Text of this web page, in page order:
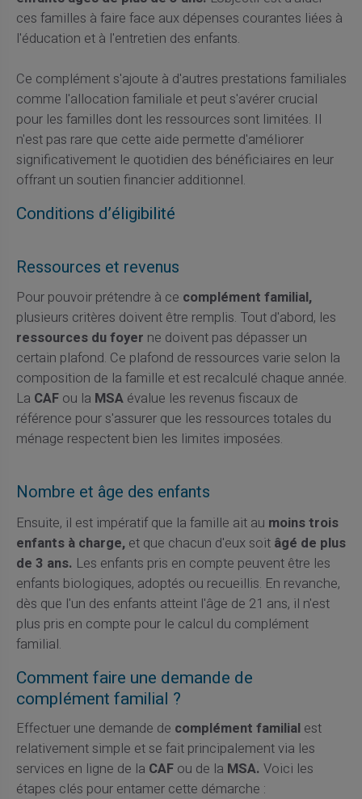
ces familles à faire face aux dépenses courantes liées à
l'éducation et à l'entretien des enfants.
Ce complément s'ajoute à d'autres prestations familiales
comme l'allocation familiale et peut s'avérer crucial
pour les familles dont les ressources sont limitées. Il
n'est pas rare que cette aide permette d'améliorer
significativement le quotidien des bénéficiaires en leur
offrant un soutien financier additionnel.
Conditions d’éligibilité
Ressources et revenus
Pour pouvoir prétendre à ce complément familial,
plusieurs critères doivent être remplis. Tout d'abord, les
ressources du foyer ne doivent pas dépasser un
certain plafond. Ce plafond de ressources varie selon la
composition de la famille et est recalculé chaque année.
La CAFou la MSAévalue les revenus fiscaux de
référence pour s'assurer que les ressources totales du
ménage respectent bien les limites imposées.
Nombre et âge des enfants
Ensuite, il est impératif que la famille ait au moins trois
enfants à charge,et que chacun d'eux soit âgé de plus
de 3 ans. Les enfants pris en compte peuvent être les
enfants biologiques, adoptés ou recueillis. En revanche,
dès que l'un des enfants atteint l'âge de 21 ans, il n'est
plus pris en compte pour le calcul du complément
familial.
Comment faire une demande de
complément familial ?
Effectuer une demande de complément familialest
relativement simple et se fait principalement via les
services en ligne de la CAFou de la MSA. Voici les
étapes clés pour entamer cette démarche :